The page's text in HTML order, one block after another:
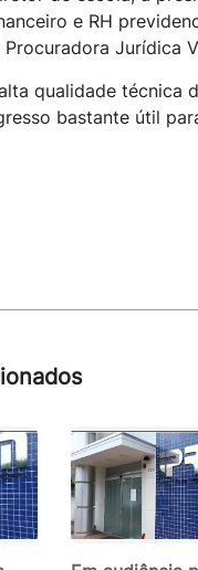
e RH
Jurídica
qualidade técnica
bastante útil